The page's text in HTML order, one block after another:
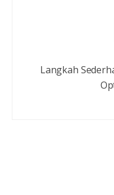
Langkah